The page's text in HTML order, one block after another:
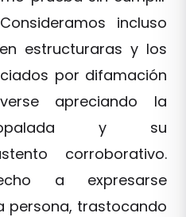
incluso
estructuraras y los
por difamación
apreciando la
y su
corroborativo.
a expresarse
persona, trastocando